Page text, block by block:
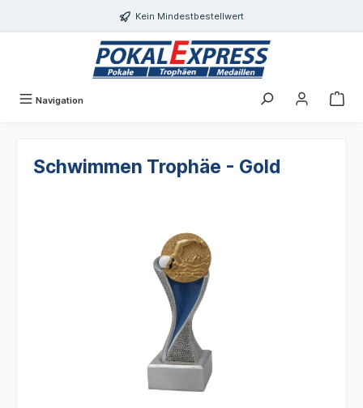
Kein Mindestbestellwert
Navigation
Schwimmen Trophäe - Gold